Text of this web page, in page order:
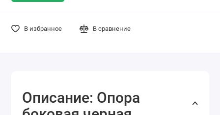
В избранное В сравнение
Описание: Опора